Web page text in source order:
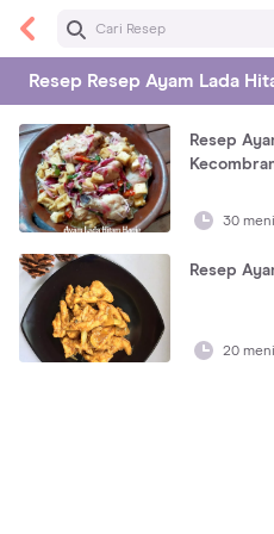
Resep Resep Ayam Lada
Resep
30
Resep
20